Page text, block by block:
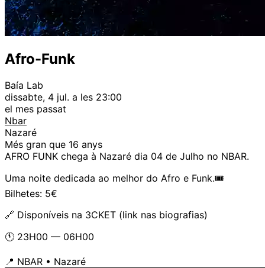
Afro-Funk
Baía Lab
dissabte, 4 jul. a les 23:00
el mes passat
Nbar
Nazaré
Més gran que 16 anys
AFRO FUNK chega à Nazaré dia 04 de Julho no NBAR.
Uma noite dedicada ao melhor do Afro e Funk.🎟
Bilhetes: 5€
🔗 Disponíveis na 3CKET (link nas biografias)
🕚 23H00 — 06H00
📍 NBAR • Nazaré